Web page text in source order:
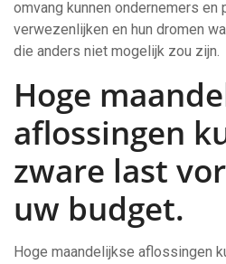
omvang kunnen ondernemers en
verwezenlijken en hun dromen
die anders niet mogelijk zou zijn.
Hoge
aflossingen
zware last
uw budget.
Hoge maandelijkse aflossingen